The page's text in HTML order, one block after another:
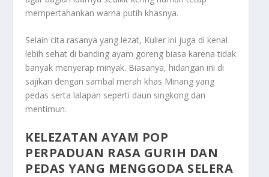
mempertahankan warna putih khasnya.
Selain cita rasanya yang lezat, Kulier ini juga di kenal
lebih sehat di banding ayam goreng biasa karena tidak
banyak menyerap minyak. Biasanya, hidangan ini di
sajikan dengan sambal merah khas Minang yang
pedas serta lalapan seperti daun singkong dan
mentimun.
KELEZATAN AYAM POP
PERPADUAN RASA GURIH DAN
PEDAS YANG MENGGODA SELERA